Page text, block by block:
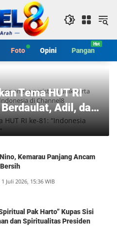
Foto Opini Pangan
aneka peristiwa unik serta
di Channel8
Tema HUT RI
Adil, dan
Kemarau Panjang Ancam
Juli 2026, 15:36 WIB
Pak Harto” Kupas Sisi
dan Spiritualitas Presiden